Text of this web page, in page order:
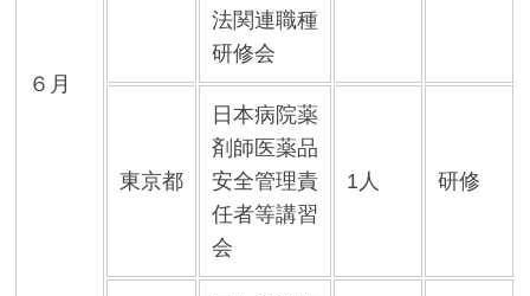
６月
法関連職種
研修会
東京都
日本病院薬
剤師医薬品
安全管理責
任者等講習
会
1人 研修